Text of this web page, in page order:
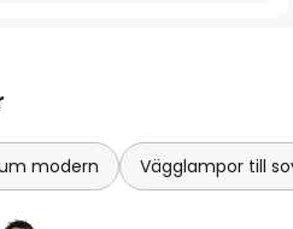
modern Vägglampor till